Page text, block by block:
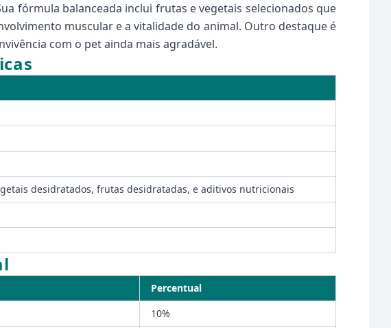
fórmula balanceada inclui frutas e vegetais selecionados que
muscular e a vitalidade do animal. Outro destaque é
com o pet ainda mais agradável.
desidratados, frutas desidratadas, e aditivos nutricionais
Percentual
10%